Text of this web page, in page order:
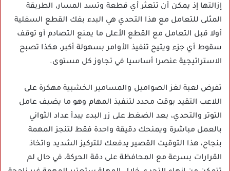
إزالتها إذ يمكن أن تتعثر أي قطعة وتسد المسار، الطريقة
المثلى للتعامل مع هذا التحدي هي البدء بفك القطع السفلية
أولا قبل التعامل مع القطع الأعلى ما يمنع التصادم أو توقف
سقوط أي جزء ويتيح تنفيذ الأوامر بسهولة أكبر، هكذا تصبح
الاستراتيجية عنصرا أساسيا في تجاوز كل مستوى.
تفرض لعبة لغز الصواميل والمسامير الخشبية مهكرة على
اللاعب التقيد بوقت محدد لتنفيذ المهام وهو ما يضيف عامل
التوتر والتحدي، بعد الضغط على زر البدء يبدأ عداد الثواني
بالعمل مباشرة ويمنحك دقيقة واحدة فقط لتنجز المهمة
بنجاح، هذا التوقيت القصير يدفعك للتركيز الشديد واتخاذ
القرارات بسرعة مع المحافظة على دقة الحركة، في حال لم